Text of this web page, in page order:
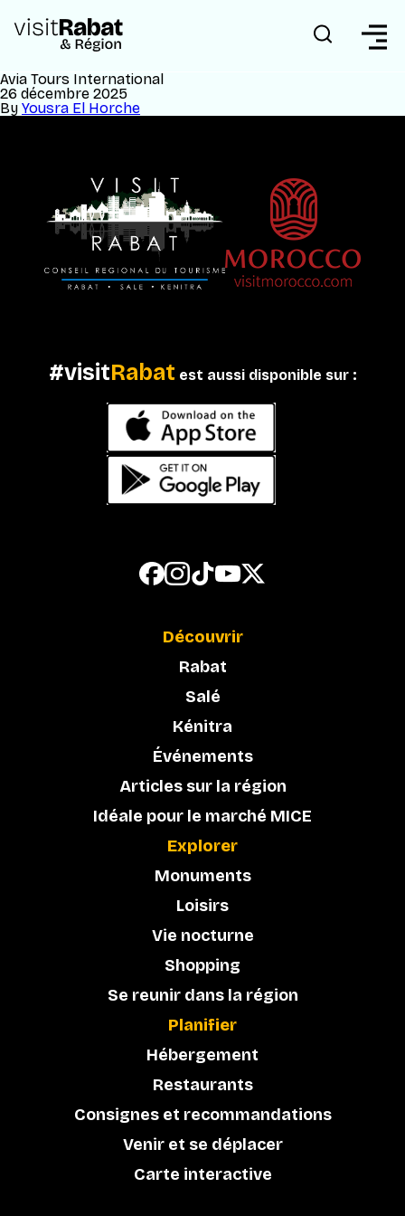
Avia Tours International
26 décembre 2025
By Yousra El Horche
#visitRabat est aussi disponible sur :
Découvrir
Rabat
Salé
Kénitra
Événements
Articles sur la région
Idéale pour le marché MICE
Explorer
Monuments
Loisirs
Vie nocturne
Shopping
Se reunir dans la région
Planifier
Hébergement
Restaurants
Consignes et recommandations
Venir et se déplacer
Carte interactive